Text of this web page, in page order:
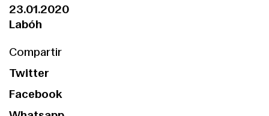
23.01.2020
Labóh
Compartir
Twitter
Facebook